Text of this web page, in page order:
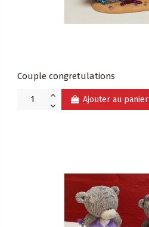
Couple congretulations
Ajouter au panier